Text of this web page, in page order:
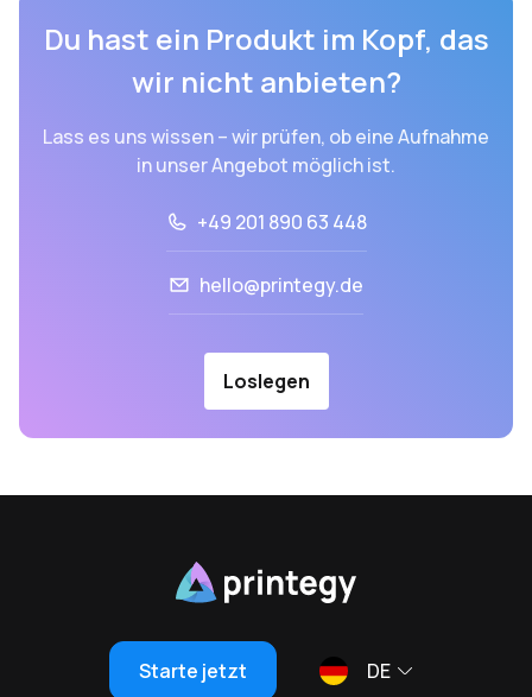
Du hast ein Produkt im Kopf, das
wir nicht anbieten?
Lass es uns wissen – wir prüfen, ob eine Aufnahme
in unser Angebot möglich ist.
+49 201 890 63 448
hello@printegy.de
Loslegen
Starte jetzt DE